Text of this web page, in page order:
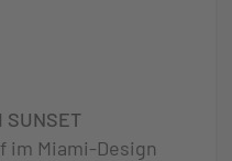
SUNSET
im Miami-Design